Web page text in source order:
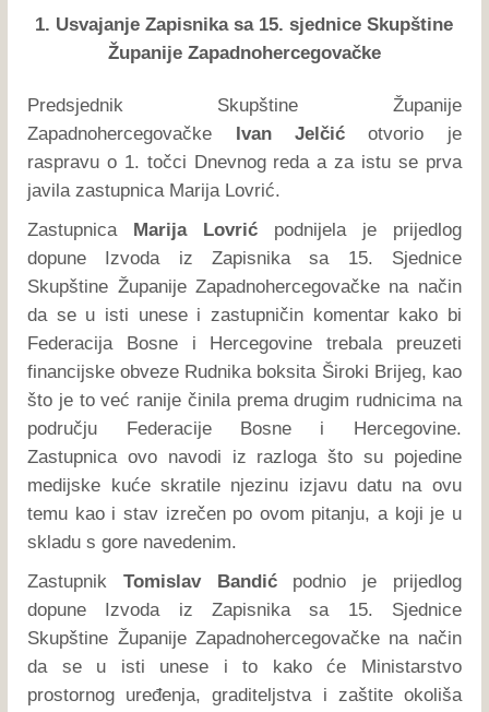
1. Usvajanje Zapisnika sa 15. sjednice Skupštine
Županije Zapadnohercegovačke
Predsjednik Skupštine Županije
Zapadnohercegovačke
Ivan Jelčić otvorio je
raspravu o 1. točci Dnevnog reda a za istu se prva
javila zastupnica Marija Lovrić.
Zastupnica
Marija Lovrić podnijela je prijedlog
dopune Izvoda iz Zapisnika sa 15. Sjednice
Skupštine Županije Zapadnohercegovačke na način
da se u isti unese i zastupničin komentar kako bi
Federacija Bosne i Hercegovine trebala preuzeti
financijske obveze Rudnika boksita Široki Brijeg, kao
što je to već ranije činila prema drugim rudnicima na
području Federacije Bosne i Hercegovine.
Zastupnica ovo navodi iz razloga što su pojedine
medijske kuće skratile njezinu izjavu datu na ovu
temu kao i stav izrečen po ovom pitanju, a koji je u
skladu s gore navedenim.
Zastupnik Tomislav Bandićpodnio je prijedlog
dopune Izvoda iz Zapisnika sa 15. Sjednice
Skupštine Županije Zapadnohercegovačke na način
da se u isti unese i to kako će Ministarstvo
prostornog uređenja, graditeljstva i zaštite okoliša